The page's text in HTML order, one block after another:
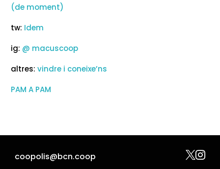
(de moment)
tw: Idem
ig: @ macuscoop
altres:vindre i coneixe’ns
PAM A PAM
coopolis@bcn.coop 